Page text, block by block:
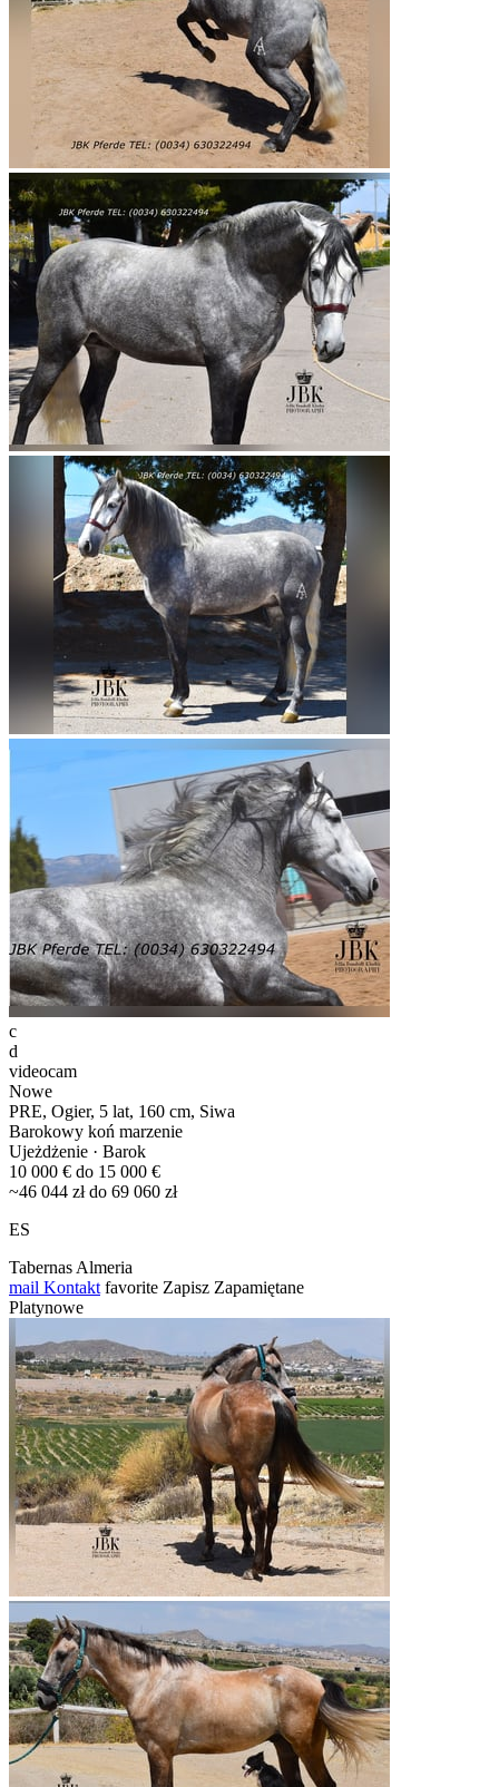
c
d
videocam
Nowe
PRE, Ogier, 5 lat, 160 cm, Siwa
Barokowy koń marzenie
Ujeżdżenie · Barok
10 000 € do 15 000 €
~46 044 zł do 69 060 zł
ES
Tabernas Almeria
mail Kontakt favorite Zapisz Zapamiętane
Platynowe